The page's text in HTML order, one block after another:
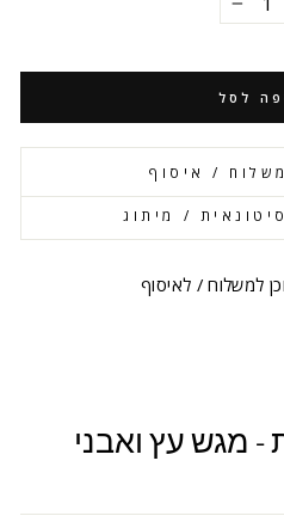
לסל
/ איסוף
/ מיתוג
למשלוח / לאיסוף
מגש עץ ואבני